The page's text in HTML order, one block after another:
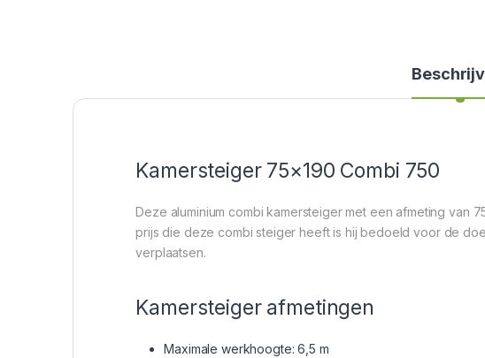
Kamersteiger 75×190 Combi 750
Deze aluminium combi kamersteiger met een afmeting van
prijs die deze combi steiger heeft is hij bedoeld voor de
verplaatsen.
Kamersteiger afmetingen
Maximale werkhoogte: 6,5 m